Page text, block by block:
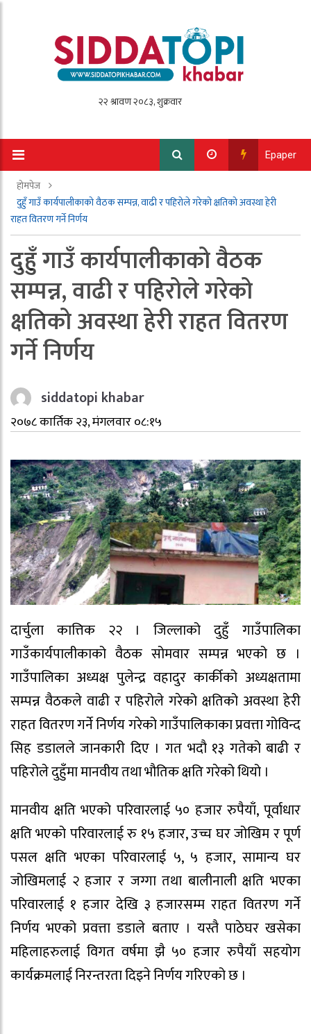
Epaper
होमपेज
दुहुँ गाउँ कार्यपालीकाको वैठक सम्पन्न, वाढी र पहिरोले गरेको क्षतिको अवस्था हेरी
राहत वितरण गर्ने निर्णय
दुहुँ गाउँ कार्यपालीकाको वैठक
सम्पन्न, वाढी र पहिरोले गरेको
क्षतिको अवस्था हेरी राहत वितरण
गर्ने निर्णय
siddatopi khabar
२०७८ कार्तिक २३, मंगलवार ०८:१५
दार्चुला कात्तिक २२ । जिल्लाको दुहुँ गाउँपालिका
गाउँकार्यपालीकाको वैठक सोमवार सम्पन्न भएको छ ।
गाउँपालिका अध्यक्ष पुलेन्द्र वहादुर कार्कीको अध्यक्षतामा
सम्पन्न वैठकले वाढी र पहिरोले गरेको क्षतिको अवस्था हेरी
राहत वितरण गर्ने निर्णय गरेको गाउँपालिकाका प्रवत्ता गोविन्द
सिह डडालले जानकारी दिए । गत भदौ १३ गतेको बाढी र
पहिरोले दुहुँमा मानवीय तथा भौतिक क्षति गरेको थियो ।
मानवीय क्षति भएको परिवारलाई ५० हजार रुपैयाँ, पूर्वाधार
क्षति भएको परिवारलाई रु १५ हजार, उच्च घर जोखिम र पूर्ण
पसल क्षति भएका परिवारलाई ५, ५ हजार, सामान्य घर
जोखिमलाई २ हजार र जग्गा तथा बालीनाली क्षति भएका
परिवारलाई १ हजार देखि ३ हजारसम्म राहत वितरण गर्ने
निर्णय भएको प्रवत्ता डडाले बताए । यस्तै पाठेघर खसेका
महिलाहरुलाई विगत वर्षमा झै ५० हजार रुपैयाँ सहयोग
कार्यक्रमलाई निरन्तरता दिइने निर्णय गरिएको छ ।